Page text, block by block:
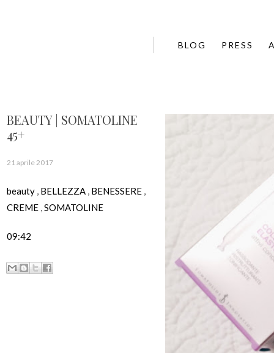
BLOG PRESS
BEAUTY | SOMATOLINE
45+
21 aprile 2017
beauty , BELLEZZA , BENESSERE ,
CREME ,SOMATOLINE
09:42